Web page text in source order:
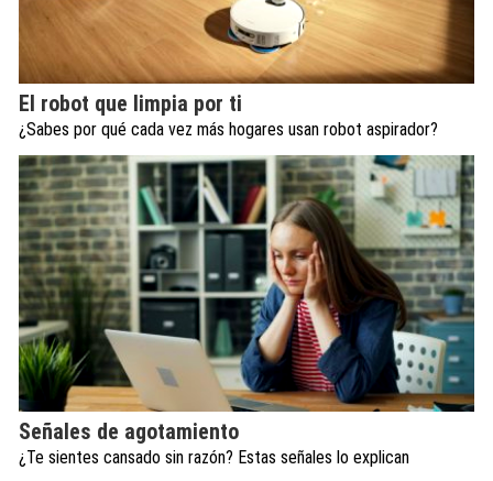
El robot que limpia por ti
¿Sabes por qué cada vez más hogares usan robot aspirador?
Señales de agotamiento
¿Te sientes cansado sin razón? Estas señales lo explican